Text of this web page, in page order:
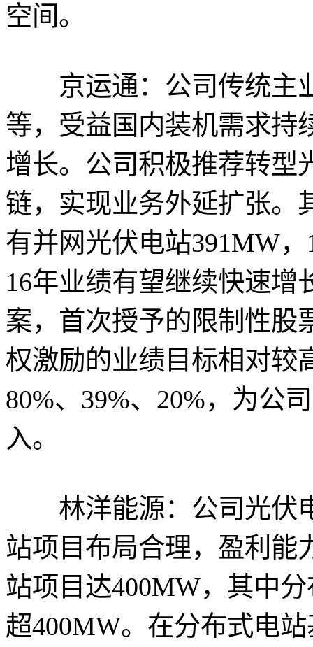
空间。
京运通：公司传统主
等，受益国内装机需求持
增长。公司积极推荐转型
链，实现业务外延扩张。
有并网光伏电站391MW
16年业绩有望继续快速增
案，首次授予的限制性股
权激励的业绩目标相对较
80%、39%、20%，为公
入。
林洋能源：公司光伏
站项目布局合理，盈利能
站项目达400MW，其中
超400MW。在分布式电